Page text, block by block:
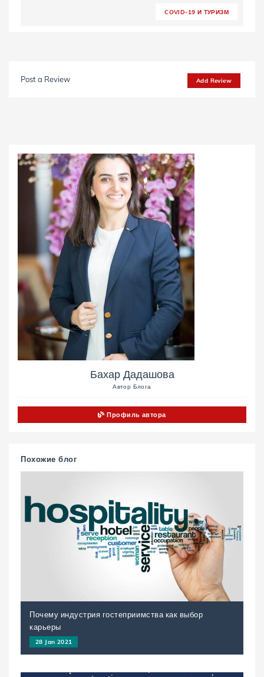
COVID-19 И TУРИЗМ
Post a Review Add Review
Бахар Дадашова
Автор Блога
Профиль автора
Похожие блог
Почему индустрия гостеприимства как выбор
карьеры
28 Jan 2021